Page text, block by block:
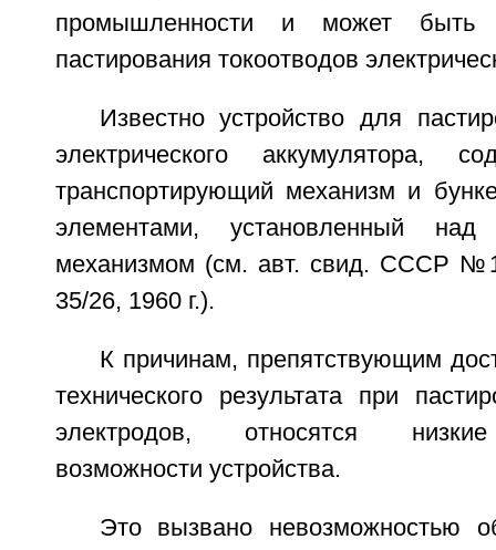
промышленности и может быть
пастирования токоотводов
Известно устройство для
электрического аккумулятора,
транспортирующий механизм и
элементами, установленный над
механизмом (см. авт. свид. СССР
35/26, 1960 г.).
К причинам, препятствующим
технического результата при
электродов, относятся низкие
возможности устройства.
Это вызвано невозможностью